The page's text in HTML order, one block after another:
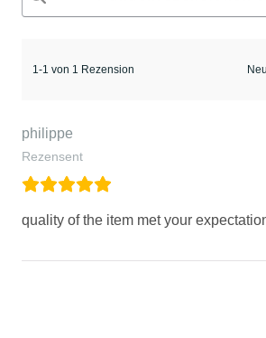
1-1 von 1 Rezension
philippe
Rezensent
quality of the item met your